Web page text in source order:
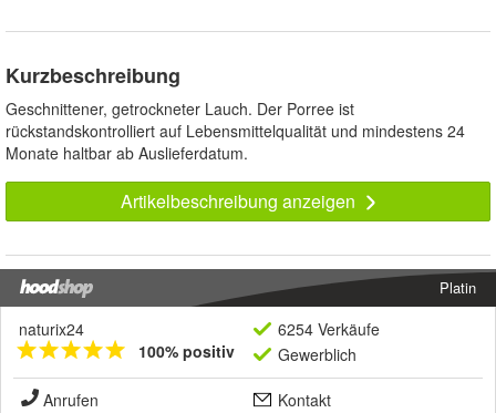
Kurzbeschreibung
Geschnittener, getrockneter Lauch. Der Porree ist
rückstandskontrolliert auf Lebensmittelqualität und mindestens 24
Monate haltbar ab Auslieferdatum.
Artikelbeschreibung anzeigen
Platin
naturix24
100% positiv
6254 Verkäufe
Gewerblich
Anrufen
Kontakt